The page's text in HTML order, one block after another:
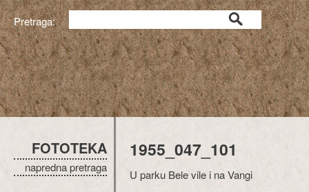
Pretraga:
FOTOTEKA
napredna pretraga
1955_047_101
U parku Bele vile i na Vangi